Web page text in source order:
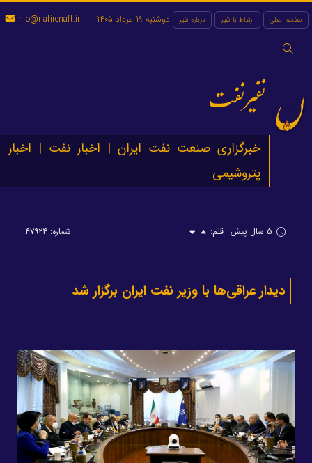
صفحه اصلی ارتباط با نفیر درباره نفیر
جستجو
دوشنبه 19 مرداد 1405 info@nafirenaft.ir
نفیرنفت
خبرگزاری صنعت نفت ایران | اخبار نفت | اخبار
پتروشیمی
۵ سال پیش قلم: شماره: ۴۷۹۲۴
دیدار عراقی‌ها با وزیر نفت ایران برگزار شد